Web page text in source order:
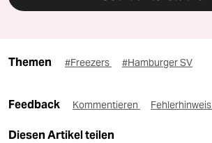
Themen #Freezers #Hamburger SV
Feedback Kommentieren Fehlerhinweis
Diesen Artikel teilen